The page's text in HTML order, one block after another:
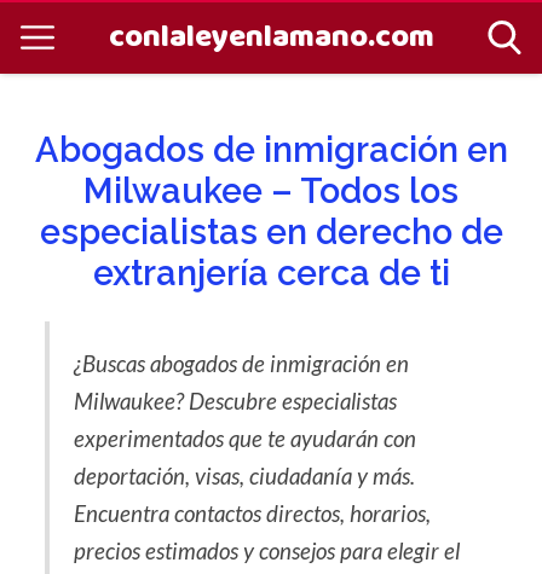
conlaleyenlamano.com
Abogados de inmigración en
Milwaukee – Todos los
especialistas en derecho de
extranjería cerca de ti
¿Buscas abogados de inmigración en
Milwaukee? Descubre especialistas
experimentados que te ayudarán con
deportación, visas, ciudadanía y más.
Encuentra contactos directos, horarios,
precios estimados y consejos para elegir el